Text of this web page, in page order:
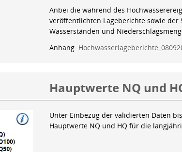
Anbei die während des
veröffentlichten Lageberichte sowie
Wasserständen und
Anhang:
Hauptwerte NQ und
Unter Einbezug der validierten Daten
Hauptwerte NQ und HQ für die